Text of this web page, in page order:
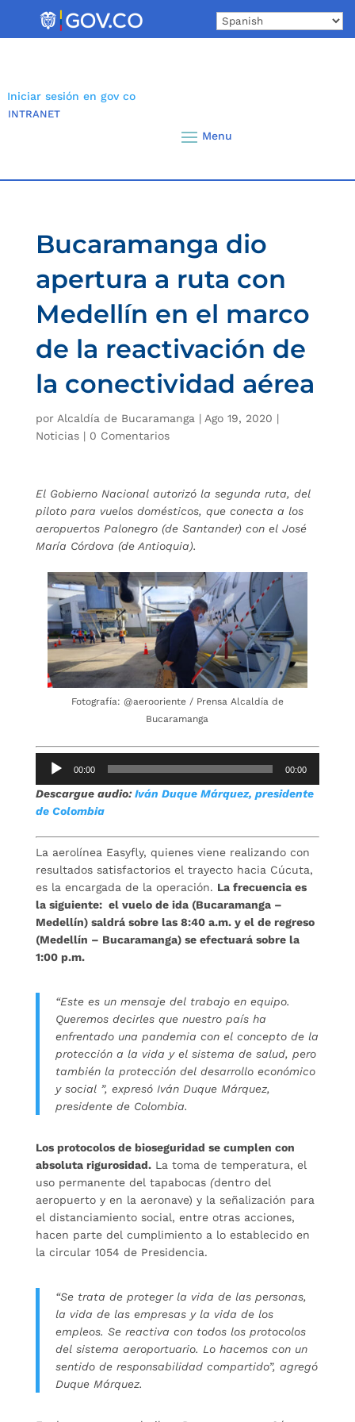
Iniciar sesión en gov co
INTRANET
Bucaramanga dio
apertura a ruta con
Medellín en el marco
de la reactivación de
la conectividad aérea
por Alcaldía de Bucaramanga | Ago 19, 2020 |
Noticias| 0 Comentarios
El Gobierno Nacional autorizó la segunda ruta, del
piloto para vuelos domésticos, que conecta a los
aeropuertos Palonegro (de Santander) con el José
María Córdova (de Antioquia).
Fotografía: @aerooriente / Prensa Alcaldía de
Bucaramanga
Reproductor
audio
00:00 00:00
Descargue audio:Iván Duque Márquez, presidente
de Colombia
La aerolínea Easyfly, quienes viene realizando con
resultados satisfactorios el trayecto hacia Cúcuta,
es la encargada de la operación. La frecuencia es
la siguiente: el vuelo de ida (Bucaramanga –
Medellín) saldrá sobre las 8:40 a.m. y el de regreso
(Medellín – Bucaramanga) se efectuará sobre la
1:00 p.m.
“Este es un mensaje del trabajo en equipo.
Queremos decirles que nuestro país ha
enfrentado una pandemia con el concepto de la
protección a la vida y el sistema de salud, pero
también la protección del desarrollo económico
y social ”, expresó Iván Duque Márquez,
presidente de Colombia.
Los protocolos de bioseguridad se cumplen con
absoluta rigurosidad.La toma de temperatura, el
uso permanente del tapabocas (dentro del
aeropuerto y en la aeronave) y la señalización para
el distanciamiento social, entre otras acciones,
hacen parte del cumplimiento a lo establecido en
la circular 1054 de Presidencia.
“Se trata de proteger la vida de las personas,
la vida de las empresas y la vida de los
empleos. Se reactiva con todos los protocolos
del sistema aeroportuario. Lo hacemos con un
sentido de responsabilidad compartido”, agregó
Duque Márquez.